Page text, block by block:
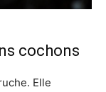
cochons
Elle